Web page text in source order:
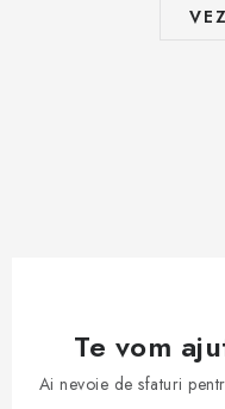
Te vom
Ai nevoie de sfaturi